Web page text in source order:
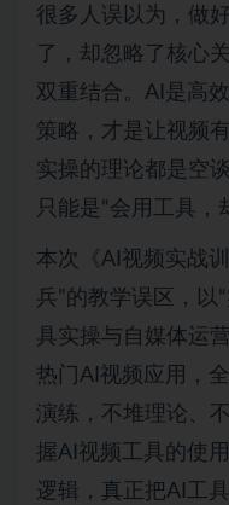
很多人误以为，做
了，却忽略了核心
双重结合。AI是高
策略，才是让视频
实操的理论都是空
只能是“会用工具，
本次《AI视频实战
兵”的教学误区，以
具实操与自媒体运
热门AI视频应用，
演练，不堆理论、
握AI视频工具的使
逻辑，真正把AI工